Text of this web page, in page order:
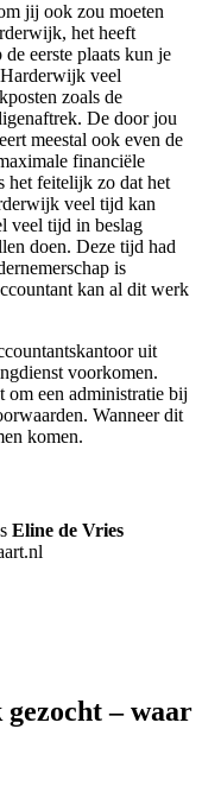
jij ook zou moeten
het heeft
eerste plaats kun je
veel
zoals de
De door jou
meestal ook even de
financiële
het feitelijk zo dat het
veel tijd kan
veel tijd in beslag
doen. Deze tijd had
is
kan al dit werk
uit
voorkomen.
om een administratie bij
Wanneer dit
komen.
Eline de Vries
– waar